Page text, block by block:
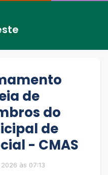
de
do
de
- CMAS
às 07:13